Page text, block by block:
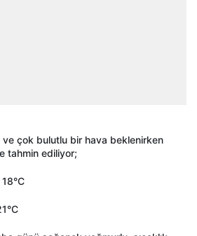
çok bulutlu bir hava beklenirken
tahmin ediliyor;